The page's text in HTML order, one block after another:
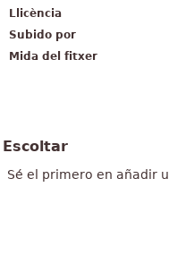
Llicència
Subido por
Mida del fitxer
Escoltar
Sé el primero en añadir